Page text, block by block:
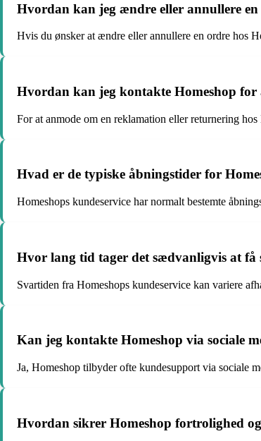
Hvordan kan jeg ændre eller annullere en
Hvis du ønsker at ændre eller annullere en ordre hos
Hvordan kan jeg kontakte Homeshop
For at anmode om en reklamation eller returnering
Hvad er de typiske åbningstider for
Homeshops kundeservice har normalt bestemte
Hvor lang tid tager det sædvanligvis at få
Svartiden fra Homeshops kundeservice kan variere
Kan jeg kontakte Homeshop via sociale
Ja, Homeshop tilbyder ofte kundesupport via sociale
Hvordan sikrer Homeshop fortrolighed